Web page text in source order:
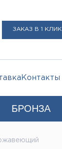
ЗАКАЗ В 1 КЛИК
Контакты
БРОНЗА